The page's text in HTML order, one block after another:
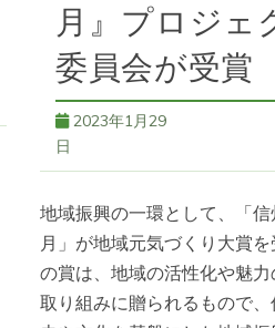
月』プロジェ
委員会が受賞
2023年1月29
日
地域振興の一環として、「
月」が地域元気づくり大賞
の賞は、地域の活性化や魅
取り組みに贈られるもので